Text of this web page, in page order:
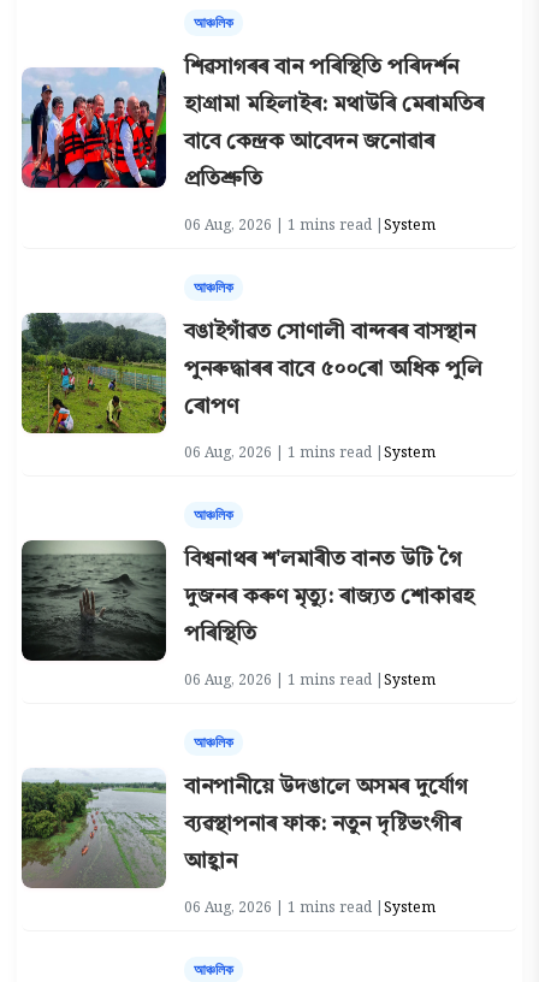
আঞ্চলিক
শিৱসাগৰৰ বান পৰিস্থিতি পৰিদৰ্শন
হাগ্ৰামা মহিলাইৰ: মথাউৰি মেৰামতিৰ
বাবে কেন্দ্ৰক আবেদন জনোৱাৰ
প্ৰতিশ্ৰুতি
06 Aug, 2026 | 1 mins read |System
আঞ্চলিক
বঙাইগাঁৱত সোণালী বান্দৰৰ বাসস্থান
পুনৰুদ্ধাৰৰ বাবে ৫০০ৰো অধিক পুলি
ৰোপণ
06 Aug, 2026 | 1 mins read |System
আঞ্চলিক
বিশ্বনাথৰ শ'লমাৰীত বানত উটি গৈ
দুজনৰ কৰুণ মৃত্যু: ৰাজ্যত শোকাৱহ
পৰিস্থিতি
06 Aug, 2026 | 1 mins read |System
আঞ্চলিক
বানপানীয়ে উদঙালে অসমৰ দুৰ্যোগ
ব্যৱস্থাপনাৰ ফাক: নতুন দৃষ্টিভংগীৰ
আহ্বান
06 Aug, 2026 | 1 mins read |System
আঞ্চলিক